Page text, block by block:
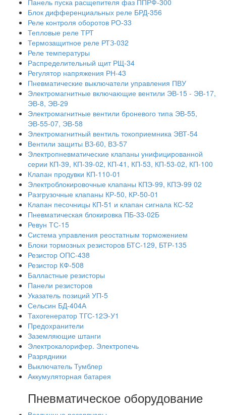
Блок дифференциальных реле БРД-356
Реле контроля оборотов РО-33
Тепловые реле ТРТ
Термозащитное реле РТЗ-032
Реле температуры
Распределительный щит РЩ-34
Регулятор напряжения РН-43
Пневматические выключатели управления ПВУ
Электромагнитные включающие вентили ЭВ-15 - ЭВ-17,
ЭВ-8, ЭВ-29
Электромагнитные вентили броневого типа ЭВ-55,
ЭВ-55-07, ЭВ-58
Электромагнитный вентиль токоприемника ЭВТ-54
Вентили защиты ВЗ-60, ВЗ-57
Электропневматические клапаны унифицированной
серии КП-39, КП-39-02, КП-41, КП-53, КП-53-02, КП-100
Клапан продувки КП-110-01
Электроблокировочные клапаны КПЭ-99, КПЭ-99 02
Разгрузочные клапаны КР-50, КР-50-01
Клапан песочницы КП-51 и клапан сигнала КС-52
Пневматическая блокировка ПБ-33-02Б
Ревун ТС-15
Система управления реостатным торможением
Блоки тормозных резисторов БТС-129, БТР-135
Резистор ОПС-438
Резистор КФ-508
Балластные резисторы
Панели резисторов
Указатель позиций УП-5
Сельсин БД-404А
Тахогенератор ТГС-12Э-У1
Предохранители
Заземляющие штанги
Электрокалорифер. Электропечь
Разрядники
Выключатель Тумблер
Аккумуляторная батарея
Пневматическое оборудование